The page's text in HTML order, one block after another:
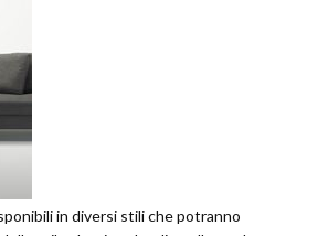
in diversi stili che potranno